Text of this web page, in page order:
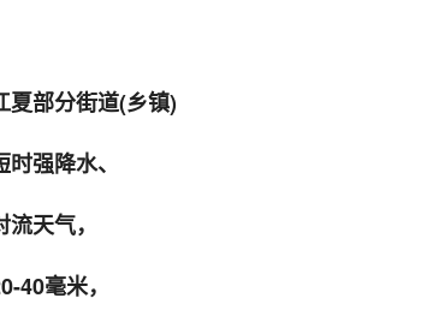
夏部分街道(乡镇)
强降水、
天气，
40毫米，